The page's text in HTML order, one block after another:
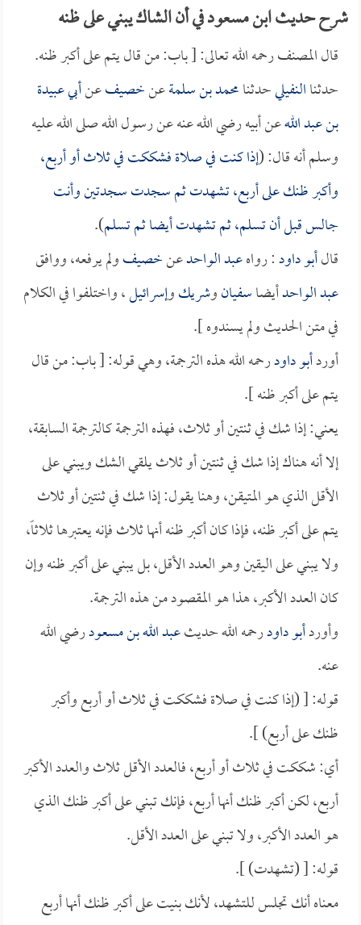
شرح حديث ابن مسعود في أن الشاك يبني على ظنه
قال المصنف رحمه الله تعالى: [ باب: من قال يتم على أكبر ظنه.
حدثناالنفيليحدثنامحمد بن سلمةعنخصيفعنأبي عبيدة
بن عبد اللهعن أبيه رضي الله عنه عن رسول الله صلى الله عليه
وسلم أنه قال: (إذا كنت في صلاة فشككت في ثلاث أو أربع،
وأكبر ظنك على أربع، تشهدت ثم سجدت سجدتين وأنت
جالس قبل أن تسلم، ثم تشهدت أيضا ثم تسلم).
قالأبو داود: رواهعبد الواحدعنخصيفولم يرفعه، ووافق
عبد الواحدأيضاسفيانوشريكوإسرائيل، واختلفوا في الكلام
في متن الحديث ولم يسندوه ].
أوردأبو داودرحمه الله هذه الترجمة، وهي قوله: [ باب: من قال
يتم على أكبر ظنه ].
يعني: إذا شك في ثنتين أو ثلاث، فهذه الترجمة كالترجمة السابقة،
إلا أنه هناك إذا شك في ثنتين أو ثلاث يلقي الشك ويبني على
الأقل الذي هو المتيقن، وهنا يقول: إذا شك في ثنتين أو ثلاث
يتم على أكبر ظنه، فإذا كان أكبر ظنه أنها ثلاث فإنه يعتبرها ثلاثاً،
ولا يبني على اليقين وهو العدد الأقل، بل يبني على أكبر ظنه وإن
كان العدد الأكبر، هذا هو المقصود من هذه الترجمة.
وأوردأبو داودرحمه الله حديثعبد الله بن مسعودرضي الله
عنه.
قوله: [ (إذا كنت في صلاة فشككت في ثلاث أو أربع وأكبر
ظنك على أربع) ].
أي: شككت في ثلاث أو أربع، فالعدد الأقل ثلاث والعدد الأكبر
أربع، لكن أكبر ظنك أنها أربع، فإنك تبني على أكبر ظنك الذي
هو العدد الأكبر، ولا تبني على العدد الأقل.
قوله: [ (تشهدت) ].
معناه أنك تجلس للتشهد، لأنك بنيت على أكبر ظنك أنها أربع